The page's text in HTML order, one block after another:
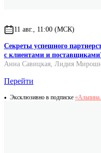
11 авг., 11:00 (МСК)
Секреты успешного
с клиентами и
Анна Савицкая, Лидия
Перейти
Эксклюзивно в подписке